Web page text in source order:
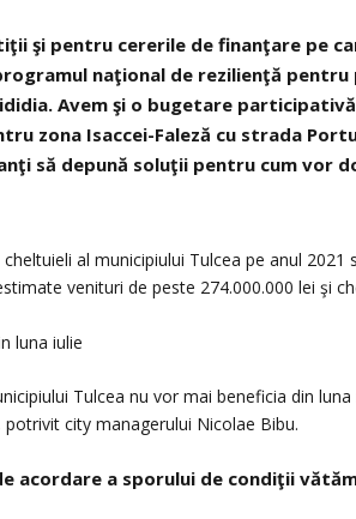
şi pentru cererile de finanţare pe
naţional de rezilienţă
Avem şi o bugetare
zona Isaccei-Faleză cu strada
să depună soluţii pentru cum vor
al municipiului Tulcea pe anul
venituri de peste 274.000.000 lei şi
luna iulie
Tulcea nu vor mai beneficia din
city managerului Nicolae Bibu.
acordare a sporului de condiţii